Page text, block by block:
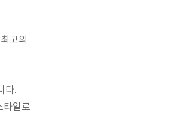
고의
다.
타일로